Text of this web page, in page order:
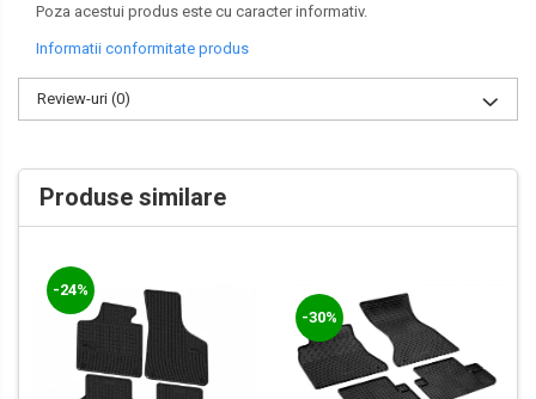
Poza acestui produs este cu caracter informativ.
Informatii conformitate produs
Review-uri (0)
Produse similare
-24%
-30%